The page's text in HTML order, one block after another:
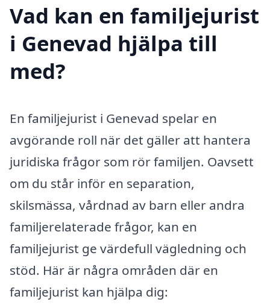
Vad kan en familjejurist
i Genevad hjälpa till
med?
En familjejurist i Genevad spelar en
avgörande roll när det gäller att hantera
juridiska frågor som rör familjen. Oavsett
om du står inför en separation,
skilsmässa, vårdnad av barn eller andra
familjerelaterade frågor, kan en
familjejurist ge värdefull vägledning och
stöd. Här är några områden där en
familjejurist kan hjälpa dig: